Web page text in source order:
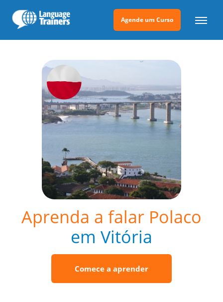
Agende um Curso
Aprenda a falar Polaco
em Vitória
Comece a aprender